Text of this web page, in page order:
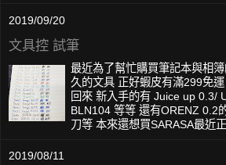
2019/09/20
文具控 試筆
最近為了幫忙購買筆記本與相
久的文具 正好蝦皮有滿299免
回來 新入手的有 Juice up 0.3/
BLN104 等等 還有ORENZ 0.2
刀等 本來還想買SARASA最近正
2019/08/11